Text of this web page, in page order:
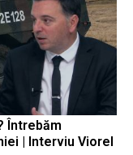
Întrebăm
| Interviu Viorel